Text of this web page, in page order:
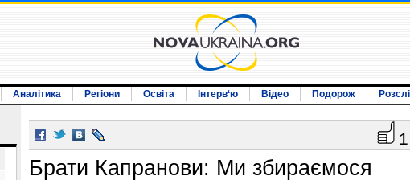
Аналітика Регіони Освіта Інтерв‘ю Відео Подорож
1
Брати Капранови: Ми збираємося